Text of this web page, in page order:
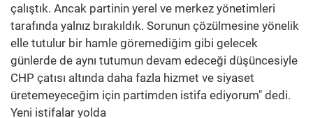
çalıştık. Ancak partinin yerel ve merkez yönetimleri
tarafında yalnız bırakıldık. Sorunun çözülmesine yönelik
elle tutulur bir hamle göremediğim gibi gelecek
günlerde de aynı tutumun devam edeceği düşüncesiyle
CHP çatısı altında daha fazla hizmet ve siyaset
üretemeyeceğim için partimden istifa ediyorum" dedi.
Yeni istifalar yolda